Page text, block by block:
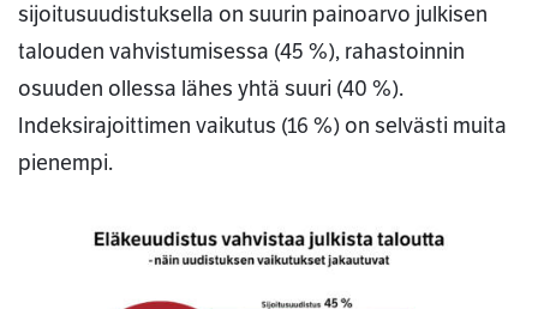
sijoitusuudistuksella on suurin painoarvo julkisen
talouden vahvistumisessa (45 %), rahastoinnin
osuuden ollessa lähes yhtä suuri (40 %).
Indeksirajoittimen vaikutus (16 %) on selvästi muita
pienempi.